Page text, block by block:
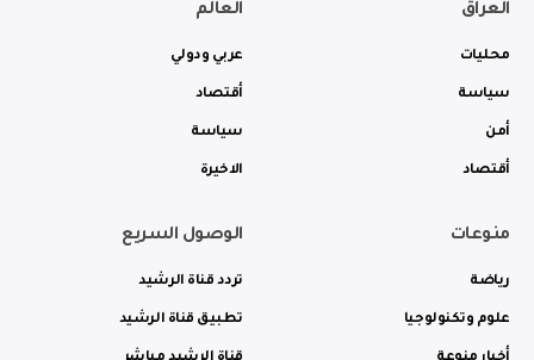
العراق
محليات
سياسة
أمن
أقتصاد
العالم
عربي ودولي
أقتصاد
سياسة
الاخيرة
منوعات
رياضة
علوم وتكنولوجيا
الوصول السريع
تردد قناة الرشيد
تطبيق قناة الرشيد